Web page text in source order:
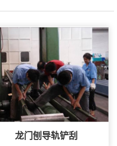
龙门刨导轨铲刮